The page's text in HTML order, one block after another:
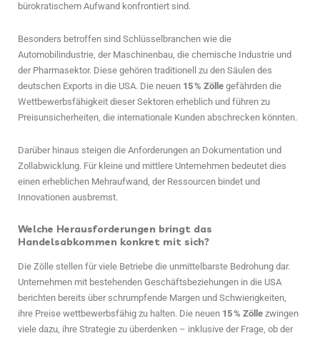
bürokratischem Aufwand konfrontiert sind.
Besonders betroffen sind Schlüsselbranchen wie die
Automobilindustrie, der Maschinenbau, die chemische Industrie und
der Pharmasektor. Diese gehören traditionell zu den Säulen des
deutschen Exports in die USA. Die neuen 15 % Zölle gefährden die
Wettbewerbsfähigkeit dieser Sektoren erheblich und führen zu
Preisunsicherheiten, die internationale Kunden abschrecken könnten.
Darüber hinaus steigen die Anforderungen an Dokumentation und
Zollabwicklung. Für kleine und mittlere Unternehmen bedeutet dies
einen erheblichen Mehraufwand, der Ressourcen bindet und
Innovationen ausbremst.
Welche Herausforderungen bringt das
Handelsabkommen konkret mit sich?
Die Zölle stellen für viele Betriebe die unmittelbarste Bedrohung dar.
Unternehmen mit bestehenden Geschäftsbeziehungen in die USA
berichten bereits über schrumpfende Margen und Schwierigkeiten,
ihre Preise wettbewerbsfähig zu halten. Die neuen 15 % Zölle zwingen
viele dazu, ihre Strategie zu überdenken – inklusive der Frage, ob der